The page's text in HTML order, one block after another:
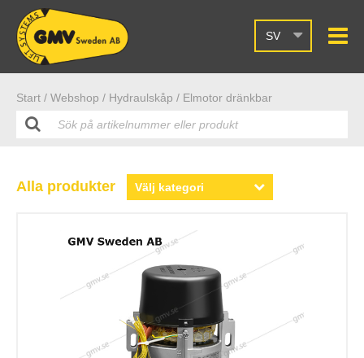
SV
Start / Webshop / Hydraulskåp / Elmotor dränkbar
Alla produkter